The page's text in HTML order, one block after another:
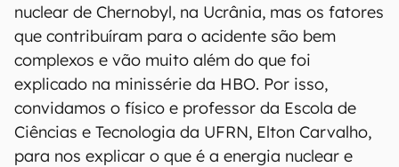
nuclear de Chernobyl, na Ucrânia, mas os fatores
que contribuíram para o acidente são bem
complexos e vão muito além do que foi
explicado na minissérie da HBO. Por isso,
convidamos o físico e professor da Escola de
Ciências e Tecnologia da UFRN, Elton Carvalho,
para nos explicar o que é a energia nuclear e